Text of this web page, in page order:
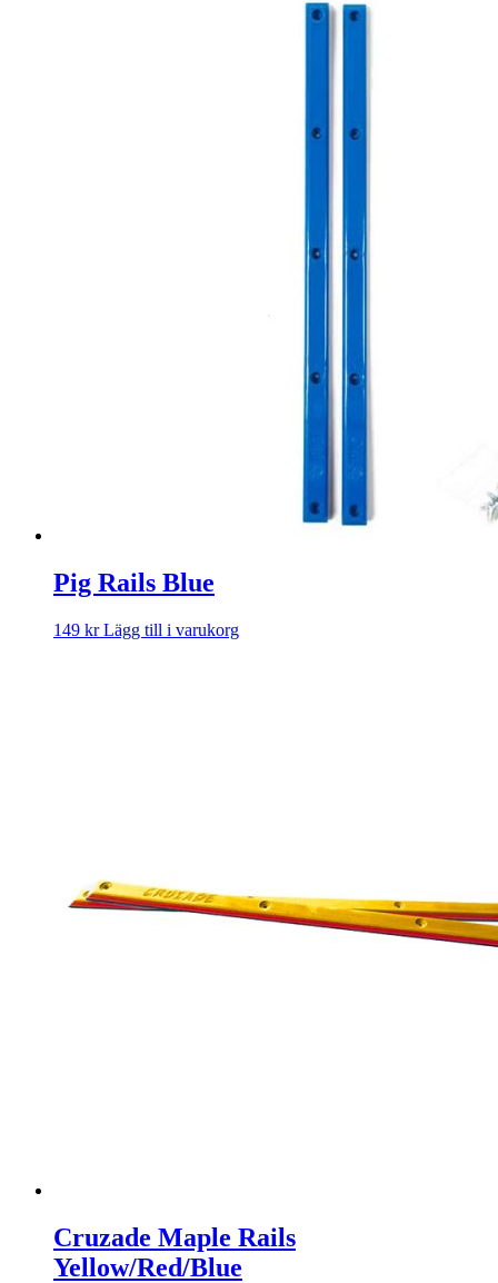
Pig Rails Blue
149 kr Lägg till i varukorg
Cruzade Maple Rails
Yellow/Red/Blue